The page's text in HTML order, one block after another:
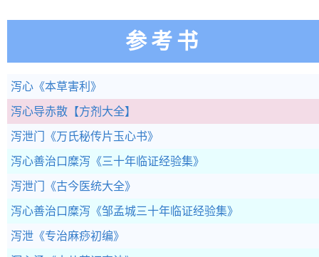
参考书
泻心 《本草害利》
泻心导赤散 【方剂大全】
泻泄门 《万氏秘传片玉心书》
泻心善治口糜泻 《三十年临证经验集》
泻泄门 《古今医统大全》
泻心善治口糜泻 《邹孟城三十年临证经验集》
泻泄 《专治麻痧初编》